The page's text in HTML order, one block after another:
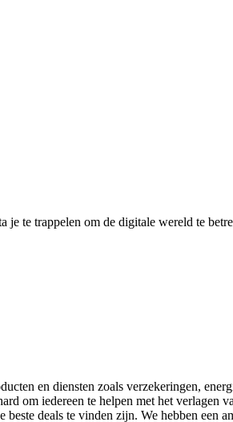
te trappelen om de digitale wereld te
en diensten zoals verzekeringen,
om iedereen te helpen met het verlagen
deals te vinden zijn. We hebben een